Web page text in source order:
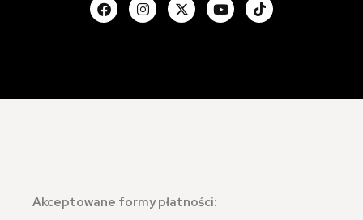
Akceptowane formy płatności: